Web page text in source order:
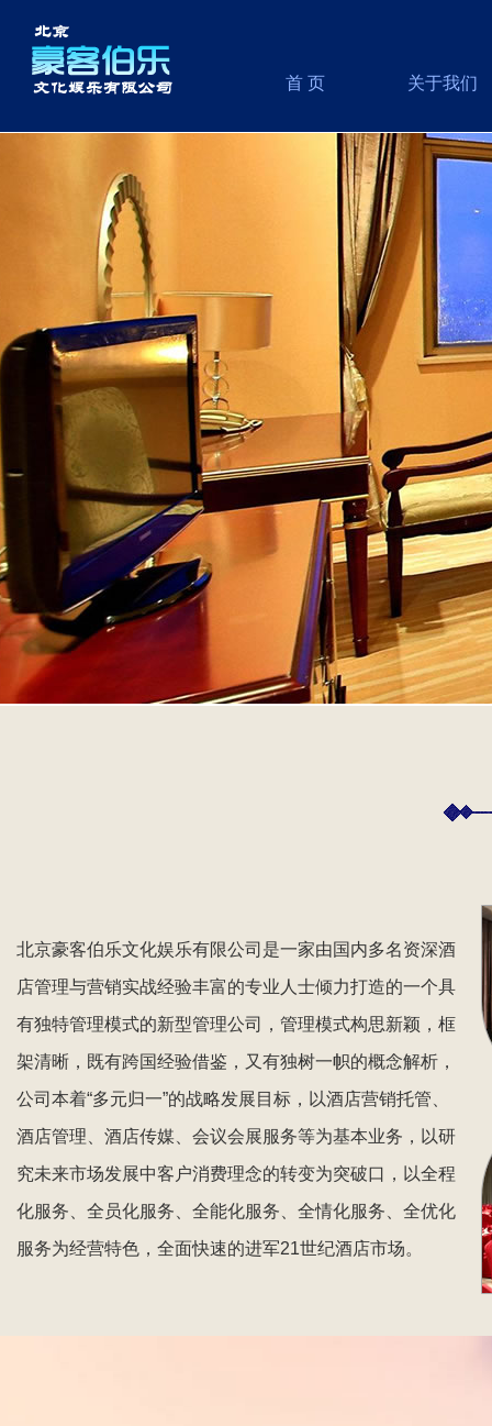
首 页 关于我们
北京豪客伯乐文化娱乐有限公司是一家由国内多名资深酒
店管理与营销实战经验丰富的专业人士倾力打造的一个具
有独特管理模式的新型管理公司，管理模式构思新颖，框
架清晰，既有跨国经验借鉴，又有独树一帜的概念解析，
公司本着“多元归一”的战略发展目标，以酒店营销托管、
酒店管理、酒店传媒、会议会展服务等为基本业务，以研
究未来市场发展中客户消费理念的转变为突破口，以全程
化服务、全员化服务、全能化服务、全情化服务、全优化
服务为经营特色，全面快速的进军21世纪酒店市场。